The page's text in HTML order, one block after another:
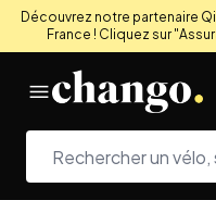
Découvrez notre partenaire
France ! Cliquez sur